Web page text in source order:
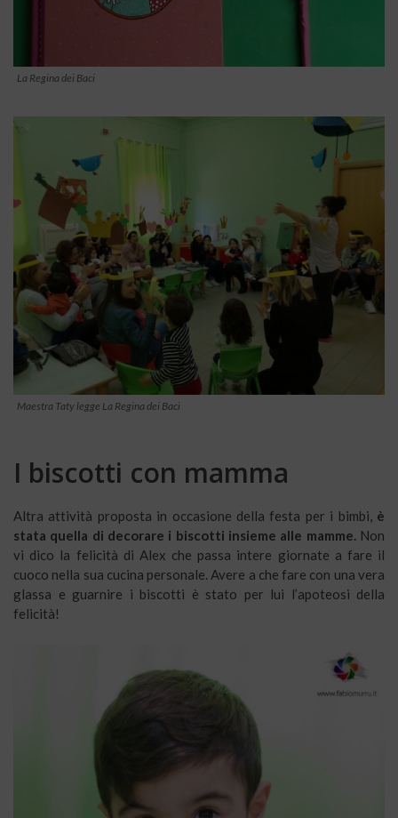
La Regina dei Baci
Maestra Taty legge La Regina dei Baci
I biscotti con mamma
Altra attività proposta in occasione della festa per i bimbi, è
stata quella di decorare i biscotti insieme alle mamme.Non
vi dico la felicità di Alex che passa intere giornate a fare il
cuoco nella sua cucina personale. Avere a che fare con una vera
glassa e guarnire i biscotti è stato per lui l’apoteosi della
felicità!